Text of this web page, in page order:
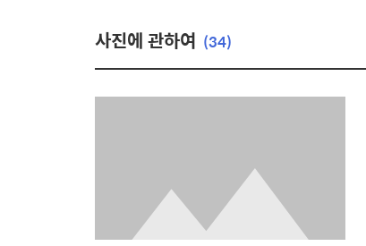
사진에 관하여 (34)